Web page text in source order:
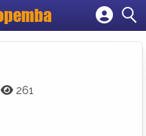
empresa
261